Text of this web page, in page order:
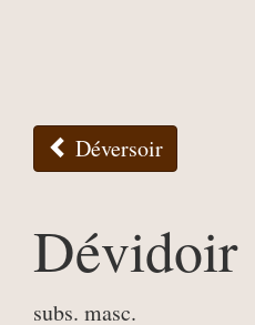
Déversoir
Dévidoir
subs. masc.